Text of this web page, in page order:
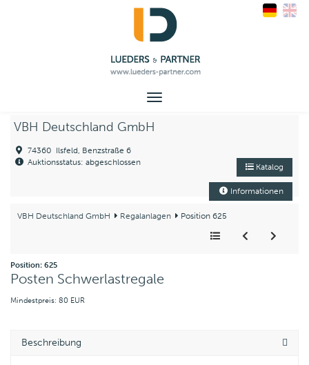
Toggle
VBH Deutschland GmbH
74360 Ilsfeld, Benzstraße 6
Auktionsstatus: abgeschlossen
Katalog
Informationen
VBH Deutschland GmbH Regalanlagen Position 625
Position: 625
Posten Schwerlastregale
Mindestpreis: 80 EUR
Beschreibung